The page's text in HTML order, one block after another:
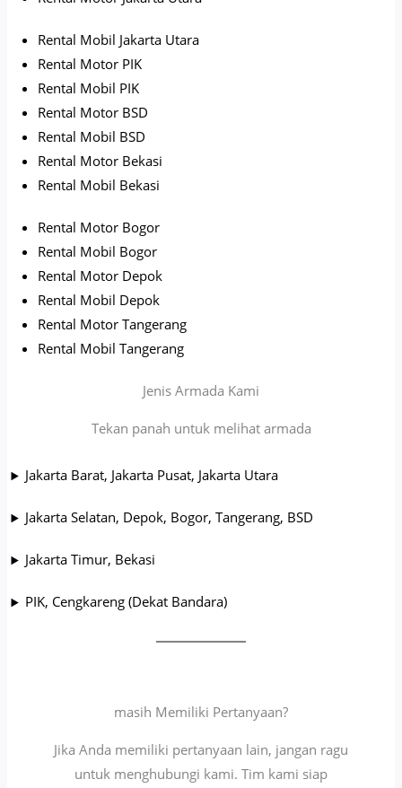
Rental Mobil Jakarta Utara
Rental Motor PIK
Rental Mobil PIK
Rental Motor BSD
Rental Mobil BSD
Rental Motor Bekasi
Rental Mobil Bekasi
Rental Motor Bogor
Rental Mobil Bogor
Rental Motor Depok
Rental Mobil Depok
Rental Motor Tangerang
Rental Mobil Tangerang
Jenis Armada Kami
Tekan panah untuk melihat armada
Jakarta Barat, Jakarta Pusat, Jakarta Utara
Jakarta Selatan, Depok, Bogor, Tangerang, BSD
Jakarta Timur, Bekasi
PIK, Cengkareng (Dekat Bandara)
masih Memiliki Pertanyaan?
Jika Anda memiliki pertanyaan lain, jangan ragu
untuk menghubungi kami. Tim kami siap